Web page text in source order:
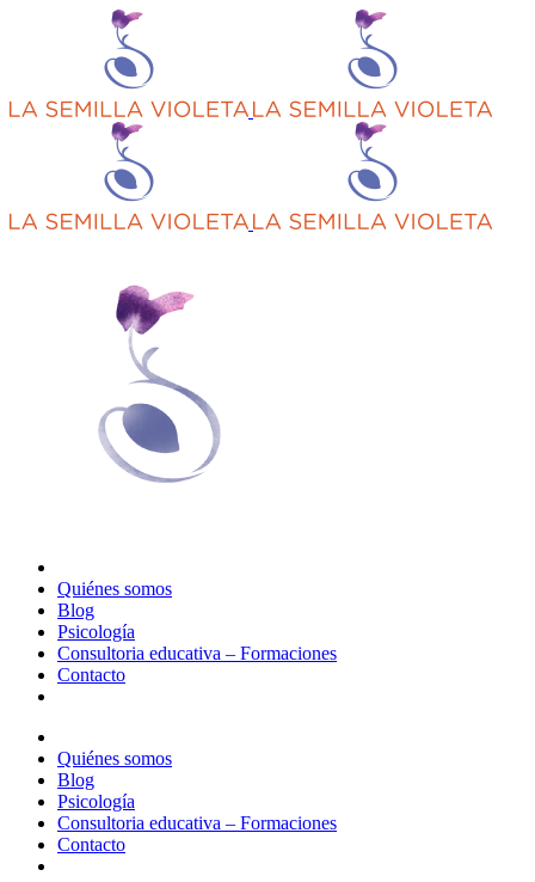
Quiénes somos
Blog
Psicología
Consultoria educativa – Formaciones
Contacto
Quiénes somos
Blog
Psicología
Consultoria educativa – Formaciones
Contacto